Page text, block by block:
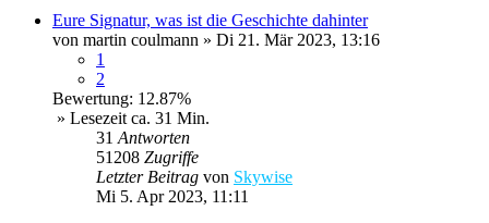
Eure Signatur, was ist die Geschichte dahinter
von martin coulmann » Di 21. Mär 2023, 13:16
1
2
Bewertung: 12.87%
» Lesezeit ca. 31 Min.
31Antworten
51208 Zugriffe
Letzter Beitrag von Skywise
Mi 5. Apr 2023, 11:11